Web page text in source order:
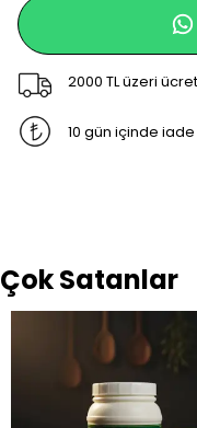
2000 TL üzeri
10 gün içinde
Çok Satanlar